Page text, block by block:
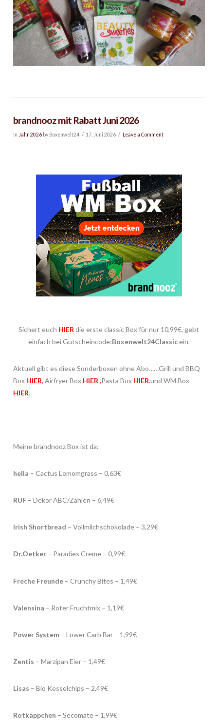
brandnooz mit Rabatt Juni 2026
In Jahr 2026by Boxenwelt24 17. Juni 2026 Leave a Comment
Sichert euch HIER die erste classic Box für nur 10,99€, gebt
einfach bei Gutscheincode:Boxenwelt24Classicein.
Aktuell gibt es diese Sonderboxen ohne Abo……Grill und BBQ
Box HIER, Airfryer Box HIER ,Pasta Box HIER.und WM Box
HIER.
Meine brandnooz Box ist da:
hella – Cactus Lemomgrass – 0,63€
RUF– Dekor ABC/Zahlen – 6,49€
Irish Shortbread – Vollmilchschokolade – 3,29€
Dr.Oetker– Paradies Creme – 0,99€
Freche Freunde– Crunchy Bites – 1,49€
Valensina – Roter Fruchtmix – 1,19€
Power System– Lower Carb Bar – 1,99€
Zentis – Marzipan Eier – 1,49€
Lisas – Bio Kesselchips – 2,49€
Rotkäppchen – Secomate – 1,99€